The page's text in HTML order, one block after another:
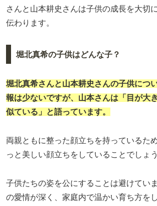
さんと山本耕史さんは子供の成長を大切
伝わります。
堀北真希の子供はどんな子？
堀北真希さんと山本耕史さんの子供につ
報は少ないですが、山本さんは「目が大
似ている」と語っています。
両親ともに整った顔立ちを持っているた
っと美しい顔立ちをしていることでしょう
子供たちの姿を公にすることは避けてい
の愛情が深く、家庭内で温かい育ち方を